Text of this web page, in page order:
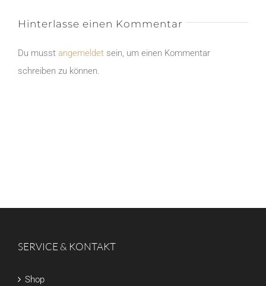
Hinterlasse einen Kommentar
Du musst angemeldet sein, um einen Kommentar
schreiben zu können.
SERVICE & KONTAKT
Shop